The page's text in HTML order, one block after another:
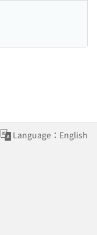
Language：English